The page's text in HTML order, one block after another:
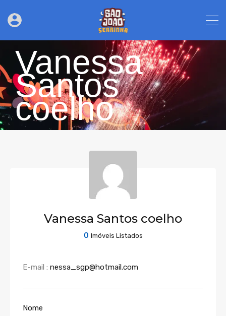
Vanessa
Santos
coelho
Vanessa Santos coelho
0 Imóveis Listados
E-mail : nessa_sgp@hotmail.com
Nome